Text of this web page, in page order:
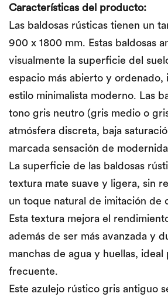
Características del producto:
Las baldosas rústicas tienen un
900 x 1800 mm. Estas baldosas
visualmente la superficie del
espacio más abierto y ordenado,
estilo minimalista moderno. Las
tono gris neutro (gris medio o
atmósfera discreta, baja
marcada sensación de
La superficie de las baldosas
textura mate suave y ligera, sin
un toque natural de imitación de
Esta textura mejora el
además de ser más avanzada y
manchas de agua y huellas, ideal
frecuente.
Este azulejo rústico gris antiguo